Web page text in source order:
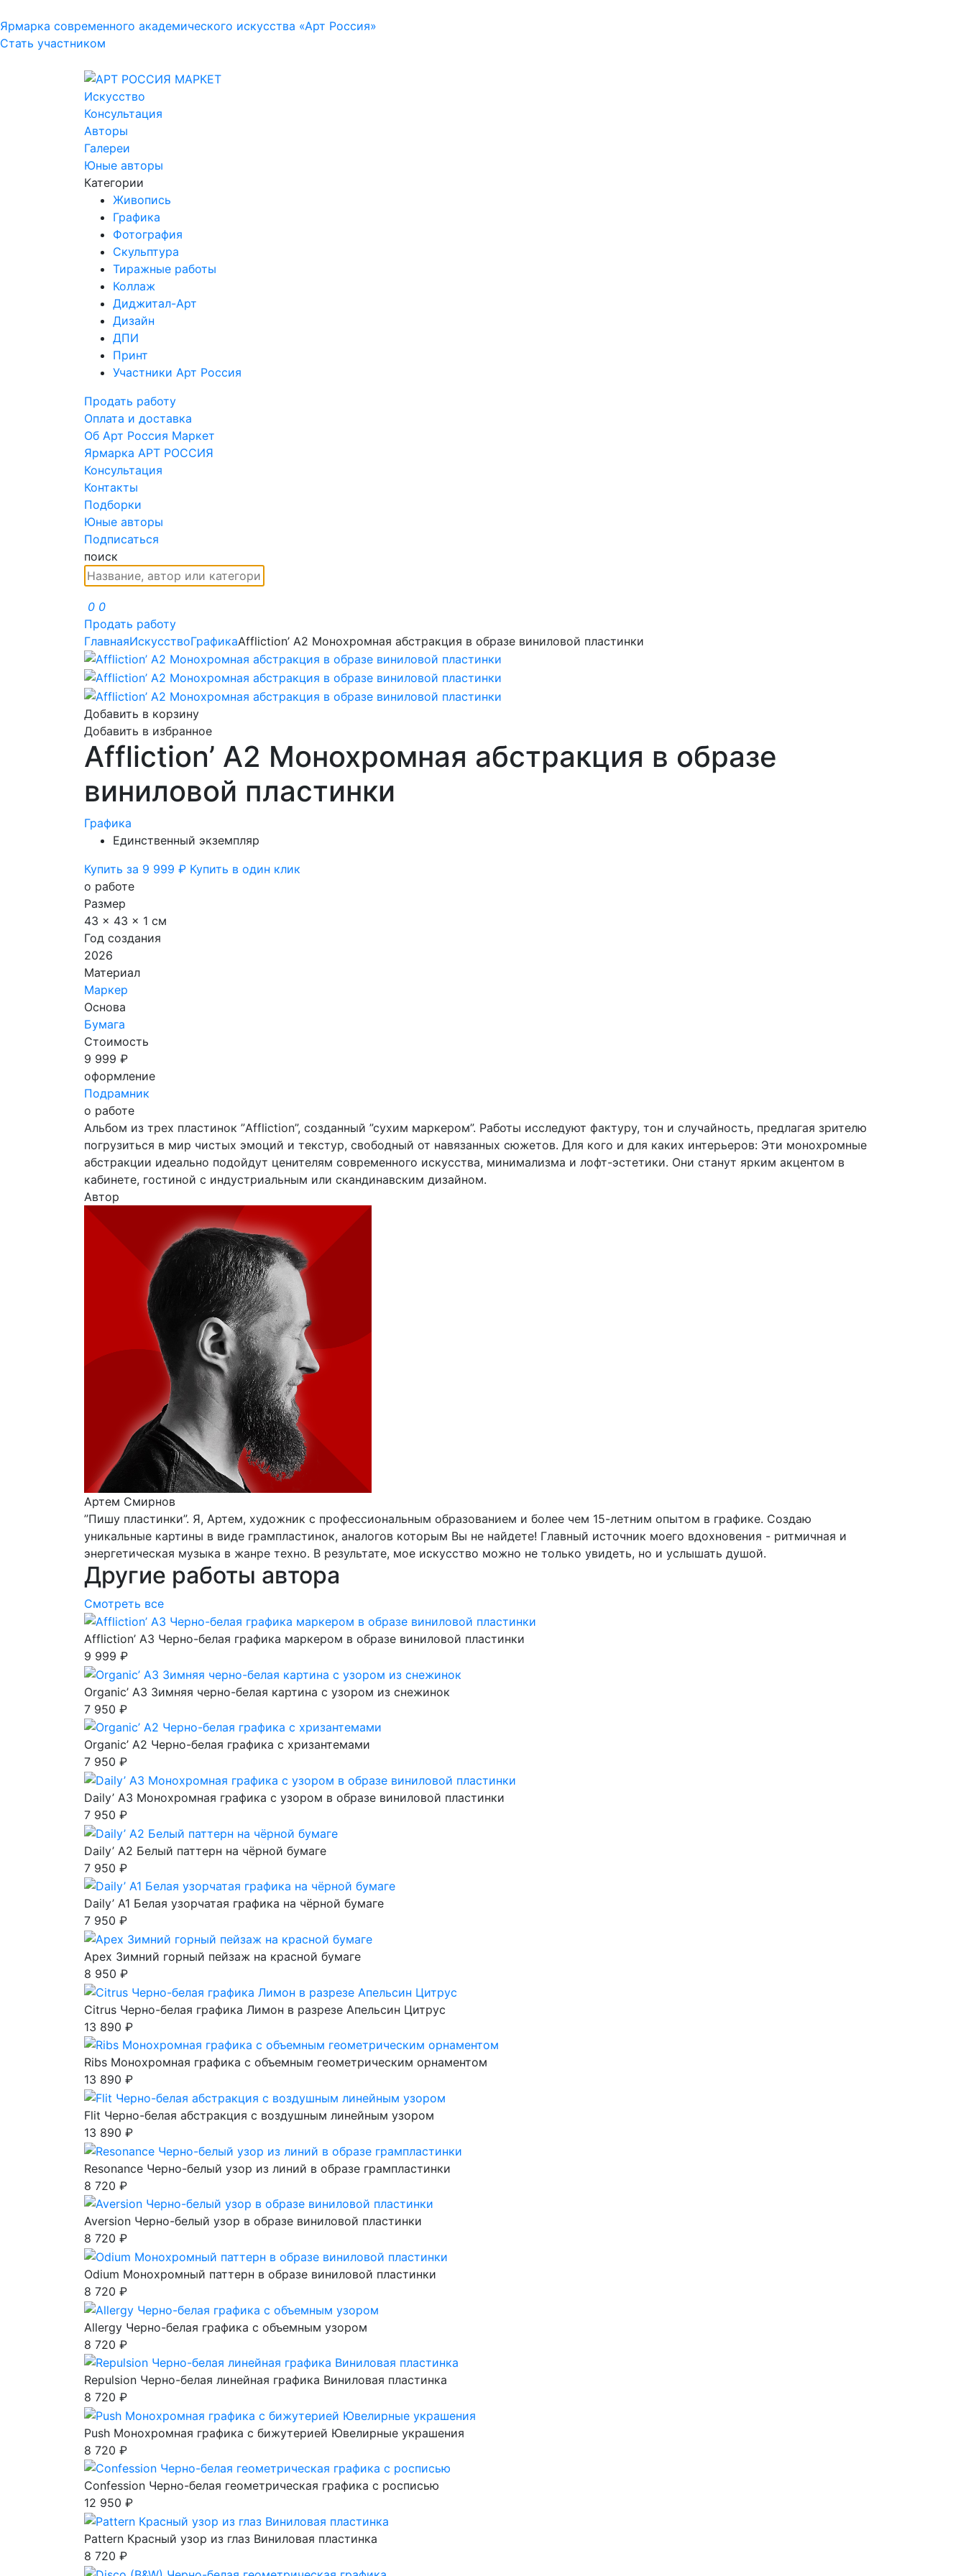
Ярмарка современного академического искусства «Арт Россия»
Стать участником
Искусство
Консультация
Авторы
Галереи
Юные авторы
Категории
Живопись
Графика
Фотография
Скульптура
Тиражные работы
Коллаж
Диджитал-Арт
Дизайн
ДПИ
Принт
Участники Арт Россия
Продать работу
Оплата и доставка
Об Арт Россия Маркет
Ярмарка АРТ РОССИЯ
Консультация
Контакты
Подборки
Юные авторы
Подписаться
поиск
0 0
Продать работу
ГлавнаяИскусствоГрафикаAffliction’ A2 Монохромная абстракция в образе виниловой пластинки
Добавить в корзину
Добавить в избранное
Affliction’ A2 Монохромная абстракция в образе
виниловой пластинки
Графика
Единственный экземпляр
Купить за 9 999 ₽ Купить в один клик
о работе
Размер
43 x 43 x 1 см
Год создания
2026
Материал
Маркер
Основа
Бумага
Стоимость
9 999 ₽
оформление
Подрамник
о работе
Альбом из трех пластинок ”Affliction”, созданный ”сухим маркером”. Работы исследуют фактуру, тон и случайность, предлагая зрителю
погрузиться в мир чистых эмоций и текстур, свободный от навязанных сюжетов. Для кого и для каких интерьеров: Эти монохромные
абстракции идеально подойдут ценителям современного искусства, минимализма и лофт-эстетики. Они станут ярким акцентом в
кабинете, гостиной с индустриальным или скандинавским дизайном.
Автор
Артем Смирнов
”Пишу пластинки”. Я, Артем, художник с профессиональным образованием и более чем 15-летним опытом в графике. Создаю
уникальные картины в виде грампластинок, аналогов которым Вы не найдете! Главный источник моего вдохновения - ритмичная и
энергетическая музыка в жанре техно. В результате, мое искусство можно не только увидеть, но и услышать душой.
Другие работы автора
Смотреть все
Affliction’ A3 Черно-белая графика маркером в образе виниловой пластинки
9 999 ₽
Organic’ A3 Зимняя черно-белая картина с узором из снежинок
7 950 ₽
Organic’ A2 Черно-белая графика с хризантемами
7 950 ₽
Daily’ A3 Монохромная графика с узором в образе виниловой пластинки
7 950 ₽
Daily’ A2 Белый паттерн на чёрной бумаге
7 950 ₽
Daily’ A1 Белая узорчатая графика на чёрной бумаге
7 950 ₽
Apex Зимний горный пейзаж на красной бумаге
8 950 ₽
Citrus Черно-белая графика Лимон в разрезе Апельсин Цитрус
13 890 ₽
Ribs Монохромная графика с объемным геометрическим орнаментом
13 890 ₽
Flit Черно-белая абстракция с воздушным линейным узором
13 890 ₽
Resonance Черно-белый узор из линий в образе грампластинки
8 720 ₽
Aversion Черно-белый узор в образе виниловой пластинки
8 720 ₽
Odium Монохромный паттерн в образе виниловой пластинки
8 720 ₽
Allergy Черно-белая графика с объемным узором
8 720 ₽
Repulsion Черно-белая линейная графика Виниловая пластинка
8 720 ₽
Push Монохромная графика с бижутерией Ювелирные украшения
8 720 ₽
Confession Черно-белая геометрическая графика с росписью
12 950 ₽
Pattern Красный узор из глаз Виниловая пластинка
8 720 ₽